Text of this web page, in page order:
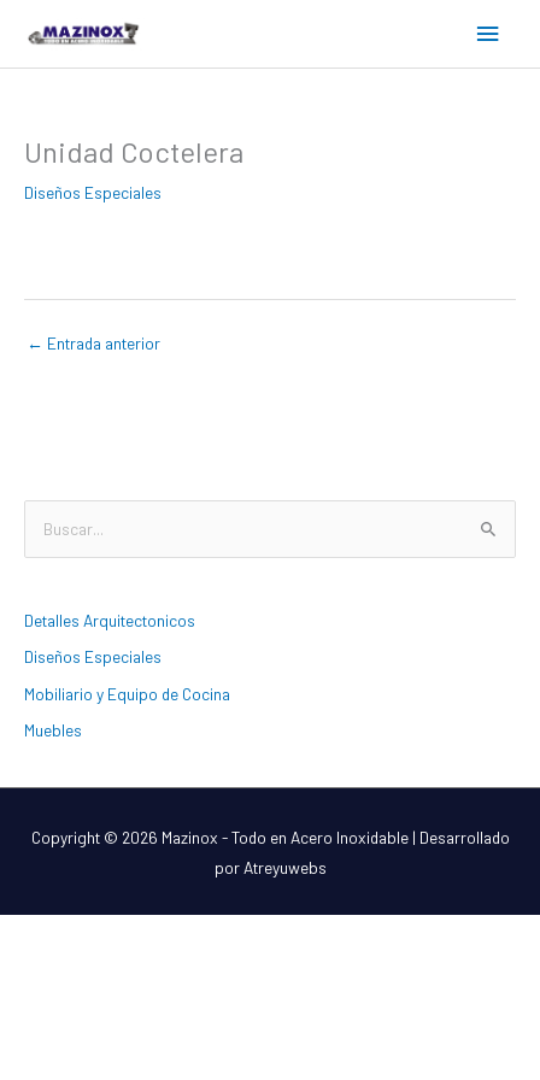
contenido
Menú
c
a
r
:
Detalles Arquitectonicos
Diseños Especiales
Mobiliario y Equipo de Cocina
Muebles
Unidad Coctelera
Diseños Especiales
← Entrada anterior
Copyright © 2026 Mazinox - Todo en Acero Inoxidable| Desarrollado
por Atreyuwebs